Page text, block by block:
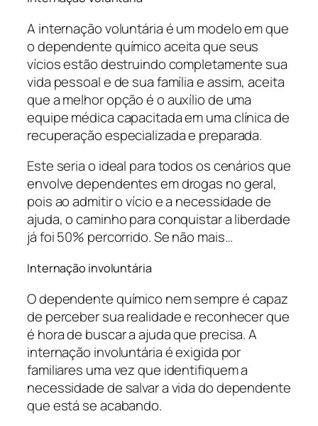
A internação voluntária é um modelo em que
o dependente químico aceita que seus
vícios estão destruindo completamente sua
vida pessoal e de sua família e assim, aceita
que a melhor opção é o auxílio de uma
equipe médica capacitada em uma clínica de
recuperação especializada e preparada.
Este seria o ideal para todos os cenários que
envolve dependentes em drogas no geral,
pois ao admitir o vício e a necessidade de
ajuda, o caminho para conquistar a liberdade
já foi 50% percorrido. Se não mais…
Internação involuntária
O dependente químico nem sempre é capaz
de perceber sua realidade e reconhecer que
é hora de buscar a ajuda que precisa. A
internação involuntária é exigida por
familiares uma vez que identifiquem a
necessidade de salvar a vida do dependente
que está se acabando.